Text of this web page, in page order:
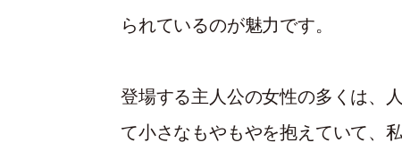
られているのが魅力です。
登場する主人公の女性の多くは、
て小さなもやもやを抱えていて、